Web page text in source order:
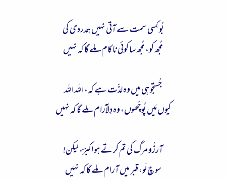
بُو کِسی سمت سے آتی نہیں ہمدردی کی
مُجھ کو، مُجھ سا کوئی ناکام مِلے گا کہ نہیں
جُستجُو ہی میں وہ لذّت ہے کہ، اللہ اللہ
کیوں مَیں پُوچُھوں، وہ دِلآرام مِلے گا کہ نہیں
آرزُو مرگ کی تم کرتے ہو اکبرؔ، لیکن!
سوچ لَو، قبر میں آرام مِلے گا کہ نہیں